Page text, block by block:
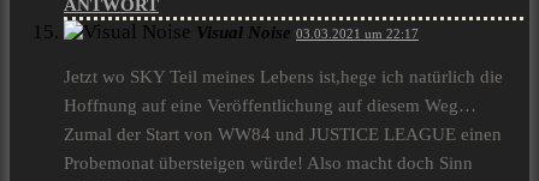
ANTWORT
Visual Noise 03.03.2021 um 22:17
Jetzt wo SKY Teil meines Lebens ist,hege ich natürlich die
Hoffnung auf eine Veröffentlichung auf diesem Weg…
Zumal der Start von WW84 und JUSTICE LEAGUE einen
Probemonat übersteigen würde! Also macht doch Sinn